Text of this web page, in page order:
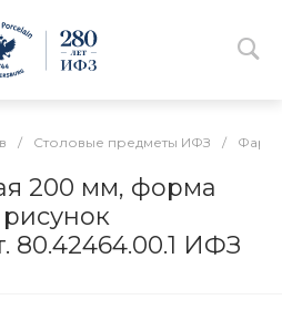
/ Столовые предметы ИФЗ /
200 мм, форма
80.42464.00.1 ИФЗ